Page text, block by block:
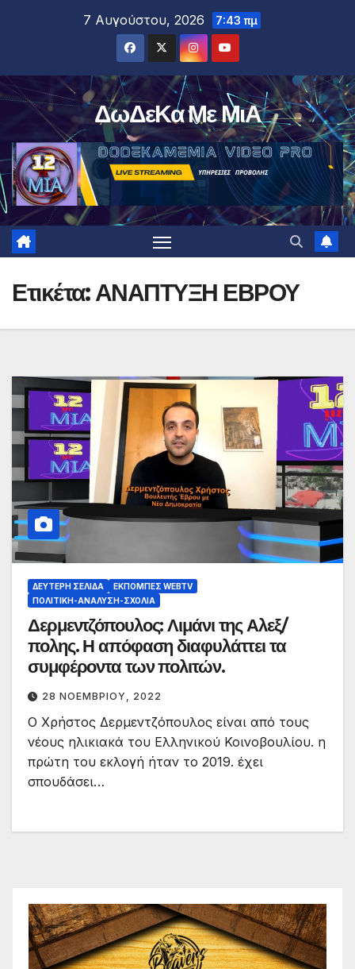
7 Αυγούστου, 2026 7:43 πμ
ΔωΔεΚα Με ΜιΑ
Ετικέτα:ΑΝΑΠΤΥΞΗ ΕΒΡΟΥ
ΔΕΎΤΕΡΗ ΣΕΛΊΔΑ
ΕΚΠΟΜΠΈΣ WEBTV
ΠΟΛΙΤΙΚΉ-ΑΝΆΛΥΣΗ-ΣΧΌΛΙΑ
Δερμεντζόπουλος: Λιμάνι της Αλεξ/
πολης. Η απόφαση διαφυλάττει τα
συμφέροντα των πολιτών.
28 ΝΟΕΜΒΡΊΟΥ, 2022
Ο Χρήστος Δερμεντζόπουλος είναι από τους
νέους ηλικιακά του Ελληνικού Κοινοβουλίου. η
πρώτη του εκλογή ήταν το 2019. έχει
σπουδάσει…